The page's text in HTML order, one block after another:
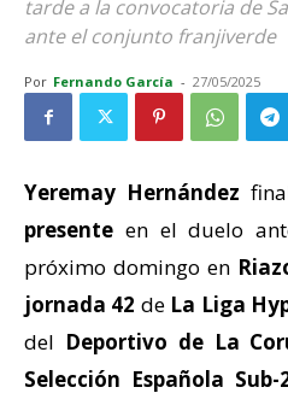
tarde a la convocatoria de
ante el conjunto franjiverde
Por Fernando García - 27/05/2025
Yeremay Hernández
presente en el duelo
próximo domingo en
jornada 42 de La Liga
del Deportivo de La
Selección Española Sub-